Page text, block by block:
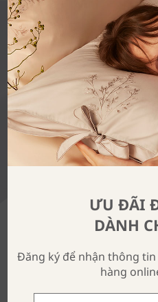
ƯU ĐÃI
DÀNH
Đăng ký để nhận thông
hàng